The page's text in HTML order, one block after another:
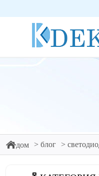
дом блог